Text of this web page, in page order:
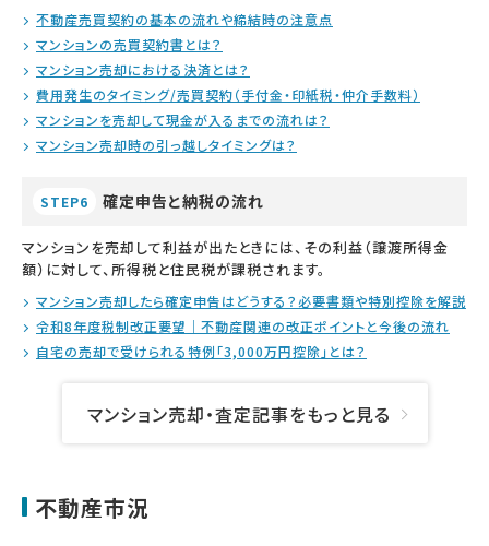
不動産売買契約の基本の流れや締結時の注意点
マンションの売買契約書とは？
マンション売却における決済とは？
費用発生のタイミング/売買契約（手付金・印紙税・仲介手数料）
マンションを売却して現金が入るまでの流れは？
マンション売却時の引っ越しタイミングは？
STEP6 確定申告と納税の流れ
マンションを売却して利益が出たときには、その利益（譲渡所得金
額）に対して、所得税と住民税が課税されます。
マンション売却したら確定申告はどうする？必要書類や特別控除を解説
令和8年度税制改正要望｜不動産関連の改正ポイントと今後の流れ
自宅の売却で受けられる特例「3,000万円控除」とは？
マンション売却・査定記事をもっと見る
不動産市況